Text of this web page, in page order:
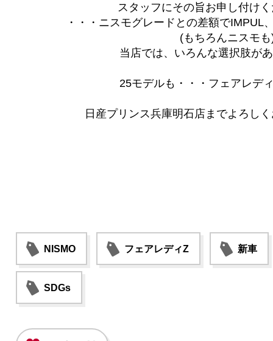
スタッフにその旨お申し付け
・・・ニスモグレードとの差額でIMPUL
(もちろんニスモ
当店では、いろんな選択肢が
25モデルも・・・フェアレデ
日産プリンス兵庫明石店までよろし
NISMO フェアレディZ 新車
SDGs